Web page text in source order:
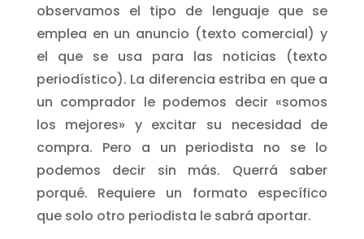
observamos el tipo de lenguaje que se
emplea en un anuncio (texto comercial) y
el que se usa para las noticias (texto
periodístico). La diferencia estriba en que a
un comprador le podemos decir «somos
los mejores» y excitar su necesidad de
compra. Pero a un periodista no se lo
podemos decir sin más. Querrá saber
porqué. Requiere un formato específico
que solo otro periodista le sabrá aportar.